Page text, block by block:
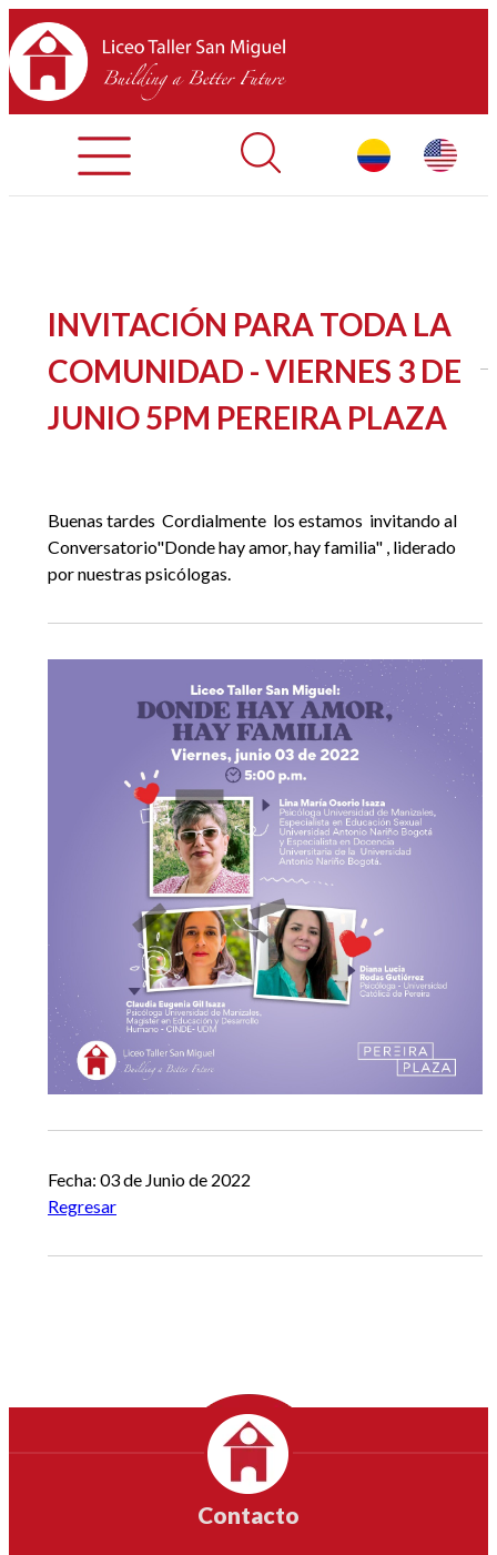
INICIO
SOBRE LTSM
SECCIONES
EGRESADOS
INVITACIÓN PARA TODA LA
COMUNIDAD - VIERNES 3 DE
JUNIO 5PM PEREIRA PLAZA
Buenas tardes Cordialmente los estamos invitando al
Conversatorio"Donde hay amor, hay familia" , liderado
por nuestras psicólogas.
Fecha: 03 de Junio de 2022
Regresar
Contacto